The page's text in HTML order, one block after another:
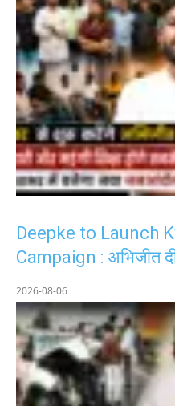
Deepke to Launch
Campaign : अभिजीत
2026-08-06